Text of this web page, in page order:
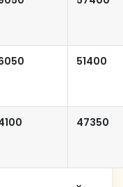
51400
47350